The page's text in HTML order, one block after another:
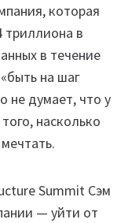
которая
триллиона в
в течение
на шаг
не думает, что у
насколько
Summit Сэм
— уйти от